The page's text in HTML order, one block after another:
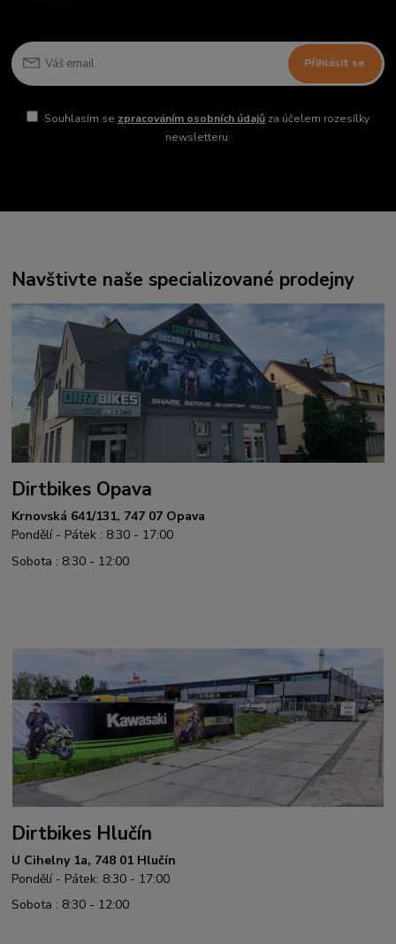
Přihlásit se
Souhlasím se zpracováním osobních údajůza účelem rozesílky
newsletteru.
Navštivte naše specializované prodejny
Dirtbikes Opava
Krnovská 641/131, 747 07 Opava
Pondělí - Pátek : 8:30 - 17:00
Sobota : 8:30 - 12:00
Dirtbikes Hlučín
U Cihelny 1a, 748 01 Hlučín
Pondělí - Pátek: 8:30 - 17:00
Sobota : 8:30 - 12:00